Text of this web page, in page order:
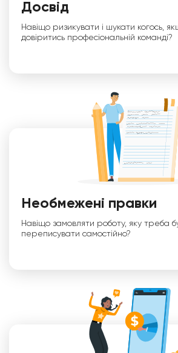
Досвід
Навіщо ризикувати і шукати когось,
довіритись професіональній команді?
Необмежені правки
Навіщо замовляти роботу, яку треба
переписувати самостійно?